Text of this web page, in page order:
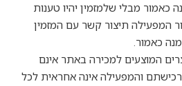
כאמור מבלי שלמזמין יהיו טענות
המפעילה תיצור קשר עם המזמין
כאמור.
המוצעים למכירה באתר אינם
והמפעילה אינה אחראית לכל